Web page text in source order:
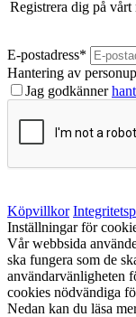
Registrera dig på vårt
E-postadress*
Hantering av
Jag godkänner
Köpvillkor
Inställningar för
Vår webbsida
ska fungera som de
användarvänligheten
cookies nödvändiga
Nedan kan du läsa